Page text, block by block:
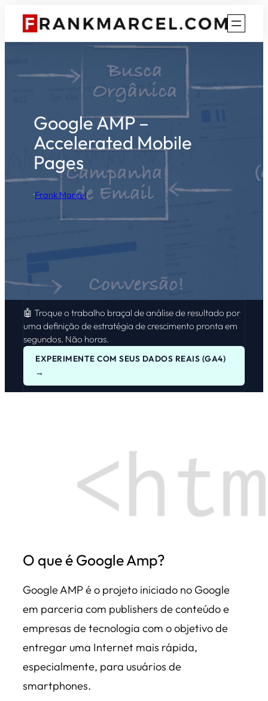
Pular
para
conteúdo
Google AMP –
Accelerated Mobile
Pages
·Frank Marcel
🤖 Troque o trabalho braçal de análise de resultado por
uma definição de estratégia de crescimento pronta em
segundos. Não horas.
EXPERIMENTE COM SEUS DADOS REAIS (GA4)
→
O que é Google Amp?
Google AMP é o projeto iniciado no Google
em parceria com publishers de conteúdo e
empresas de tecnologia com o objetivo de
entregar uma Internet mais rápida,
especialmente, para usuários de
smartphones.